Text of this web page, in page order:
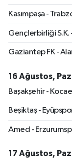
Kasımpaşa -
Gençlerbirliği S.K.
Gaziantep FK -
16 Ağustos,
Başakşehir -
Beşiktaş -
Amed -
17 Ağustos,